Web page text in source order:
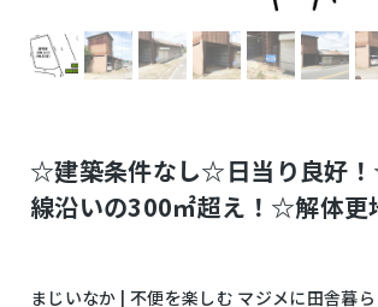
☆建築条件なし☆日当り良好
線沿いの300㎡超え！☆解体更
まじいなか | 不便を楽しむ マジメに田舎暮